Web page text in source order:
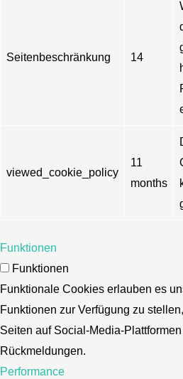
Seitenbeschränkung 14
viewed_cookie_policy
11
months
Funktionen
Funktionen
Funktionale Cookies erlauben es
Funktionen zur Verfügung zu
Seiten auf Social-Media-
Rückmeldungen.
Performance